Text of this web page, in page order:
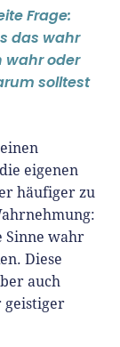
Frage:
das wahr
wahr oder
solltest
eigenen
häufiger zu
nehmung:
Sinne wahr
Diese
auch
geistiger